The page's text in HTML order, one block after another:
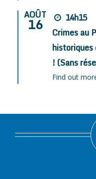
AOÛT
16
14h15
Crimes au
historiques
! (Sans
Find out